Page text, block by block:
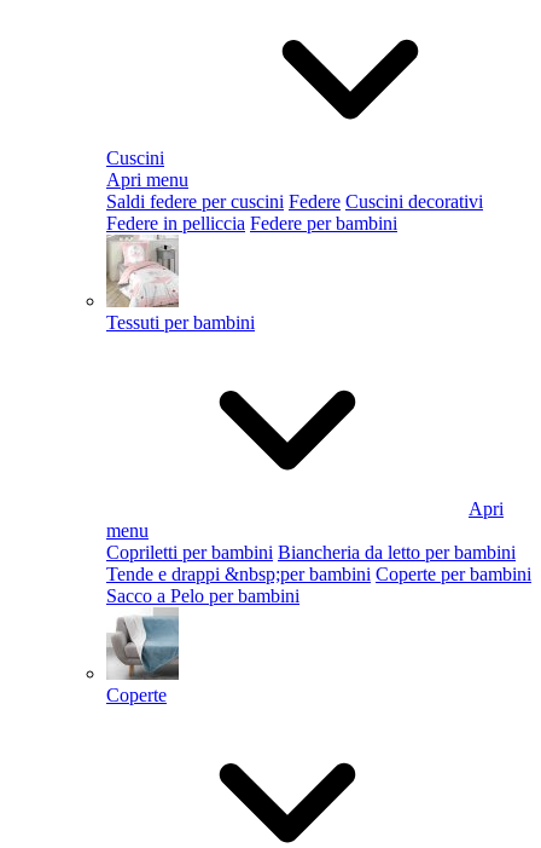
Cuscini
Apri menu
Saldi federe per cuscini Federe Cuscini decorativi
Federe in pelliccia Federe per bambini
Tessuti per bambini
Apri
menu
Copriletti per bambini Biancheria da letto per bambini
Tende e drappi &nbsp;per bambini Coperte per bambini
Sacco a Pelo per bambini
Coperte